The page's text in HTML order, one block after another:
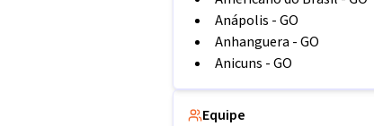
Anápolis -GO
Anhanguera -GO
Anicuns -GO
Equipe